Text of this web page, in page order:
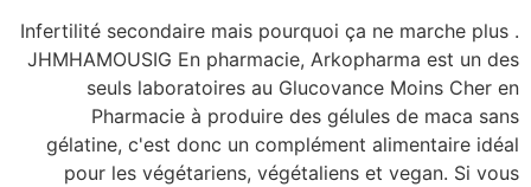
Infertilité secondaire mais pourquoi ça ne marche plus .
JHMHAMOUSIG En pharmacie, Arkopharma est un des
seuls laboratoires au Glucovance Moins Cher en
Pharmacie à produire des gélules de maca sans
gélatine, c'est donc un complément alimentaire idéal
pour les végétariens, végétaliens et vegan. Si vous